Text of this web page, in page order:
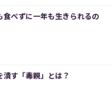
食べずに一年も生きられるの
潰す「毒親」とは？